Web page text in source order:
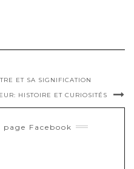
ET SA SIGNIFICATION
HISTOIRE ET CURIOSITÉS
Facebook